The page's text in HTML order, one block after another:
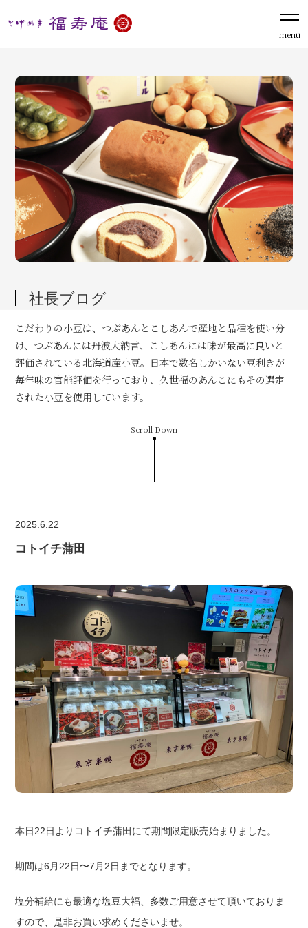
menu
社長ブログ
こだわりの小豆は、つぶあんとこしあんで産地と品種を使い分
け、つぶあんには丹波大納言、こしあんには味が最高に良いと
評価されている北海道産小豆。日本で数名しかいない豆利きが
毎年味の官能評価を行っており、久世福のあんこにもその選定
された小豆を使用しています。
Scroll Down
2025.6.22
コトイチ蒲田
本日22日よりコトイチ蒲田にて期間限定販売始まりました。
期間は6月22日〜7月2日までとなります。
塩分補給にも最適な塩豆大福、多数ご用意させて頂いておりま
すので、是非お買い求めくださいませ。